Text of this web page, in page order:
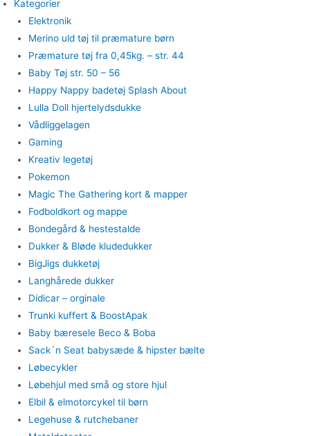
Kategorier
Elektronik
Merino uld tøj til præmature børn
Præmature tøj fra 0,45kg. – str. 44
Baby Tøj str. 50 – 56
Happy Nappy badetøj Splash About
Lulla Doll hjertelydsdukke
Vådliggelagen
Gaming
Kreativ legetøj
Pokemon
Magic The Gathering kort & mapper
Fodboldkort og mappe
Bondegård & hestestalde
Dukker & Bløde kludedukker
BigJigs dukketøj
Langhårede dukker
Didicar – orginale
Trunki kuffert & BoostApak
Baby bæresele Beco & Boba
Sack´n Seat babysæde & hipster bælte
Løbecykler
Løbehjul med små og store hjul
Elbil & elmotorcykel til børn
Legehuse & rutchebaner